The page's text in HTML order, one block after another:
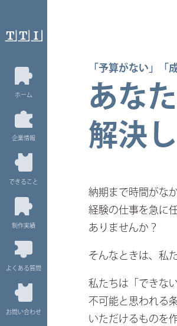
ホーム
企業情報
できること
制作実績
よくある質問
お問い合わせ
「予算がない」「
あな
解決し
納期まで時間がな
経験の仕事を急に
ありませんか？
そんなときは、私
私たちは「できな
不可能と思われる
いただけるものを